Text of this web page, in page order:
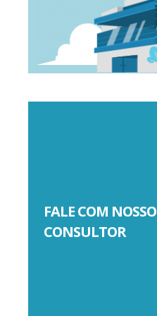
FALE COM NOSSO
CONSULTOR